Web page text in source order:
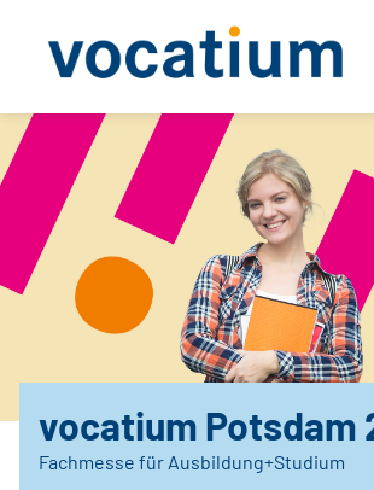
vocatium Potsdam
Fachmesse für Ausbildung+Studium